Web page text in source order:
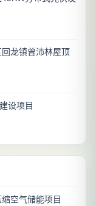
龙镇曾沛林屋顶
设项目
空气储能项目